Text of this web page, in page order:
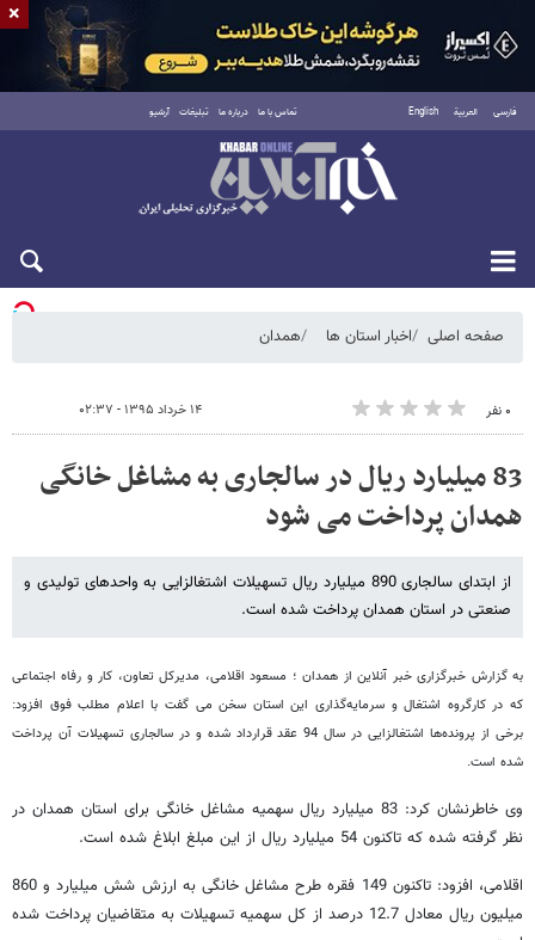
فارسی العربية English تماس با ما درباره ما تبلیغات آرشیو
دوشنبه ۱۹ مرداد ۱۴۰۵
صفحه اصلی اخبار استان ها
۰ نفر ۱۴ خرداد ۱۳۹۵ - ۰۲:۳۷
83 میلیارد ریال در سالجاری به مشاغل خانگی
همدان پرداخت می شود
صنعتی در استان همدان پرداخت شده است.
به گزارش خبرگزاری خبر آنلاین از همدان ؛ مسعود اقلامی، مدیرکل تعاون، کار و رفاه اجتماعی
که در کارگروه اشتغال و سرمایه‌گذاری این استان سخن می گفت با اعلام مطلب فوق افزود:
برخی از پرونده‌ها اشتغالزایی در سال 94 عقد قرارداد شده و در سالجاری تسهیلات آن پرداخت
شده است.
وی خاطرنشان کرد: 83 میلیارد ریال سهمیه مشاغل خانگی برای استان همدان در
نظر گرفته شده که تاکنون 54 میلیارد ریال از این مبلغ ابلاغ شده است.
×